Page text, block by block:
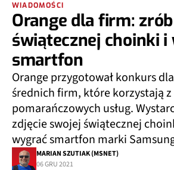
WIADOMOŚCI
Orange dla firm:
świątecznej choinki i
smartfon
Orange przygotował konkurs
średnich firm, które korzystają z
pomarańczowych usług.
zdjęcie swojej świątecznej
wygrać smartfon marki
MARIAN SZUTIAK (MSNET)
06 GRU 2021